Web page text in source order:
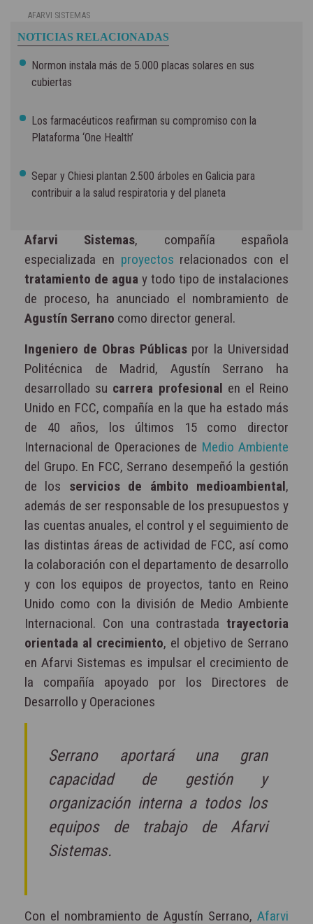
AFARVI SISTEMAS
NOTICIAS RELACIONADAS
Normon instala más de 5.000 placas solares en sus
cubiertas
Los farmacéuticos reafirman su compromiso con la
Plataforma ‘One Health’
Separ y Chiesi plantan 2.500 árboles en Galicia para
contribuir a la salud respiratoria y del planeta
Afarvi Sistemas, compañía española
especializada en proyectos relacionados con el
tratamiento de agua y todo tipo de instalaciones
de proceso, ha anunciado el nombramiento de
Agustín Serrano como director general.
Ingeniero de Obras Públicaspor la Universidad
Politécnica de Madrid, Agustín Serrano ha
desarrollado su carrera profesional en el Reino
Unido en FCC, compañía en la que ha estado más
de 40 años, los últimos 15 como director
Internacional de Operaciones de Medio Ambiente
del Grupo. En FCC, Serrano desempeñó la gestión
de los servicios de ámbito medioambiental,
además de ser responsable de los presupuestos y
las cuentas anuales, el control y el seguimiento de
las distintas áreas de actividad de FCC, así como
la colaboración con el departamento de desarrollo
y con los equipos de proyectos, tanto en Reino
Unido como con la división de Medio Ambiente
Internacional. Con una contrastada trayectoria
orientada al crecimiento, el objetivo de Serrano
en Afarvi Sistemas es impulsar el crecimiento de
la compañía apoyado por los Directores de
Desarrollo y Operaciones
Serrano aportará una gran
capacidad de gestión y
organización interna a todos los
equipos de trabajo de Afarvi
Sistemas.
Con el nombramiento de Agustín Serrano, Afarvi